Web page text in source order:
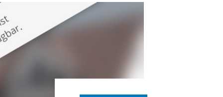
in begehrter Wohnlage von Krefeld-Bockum.